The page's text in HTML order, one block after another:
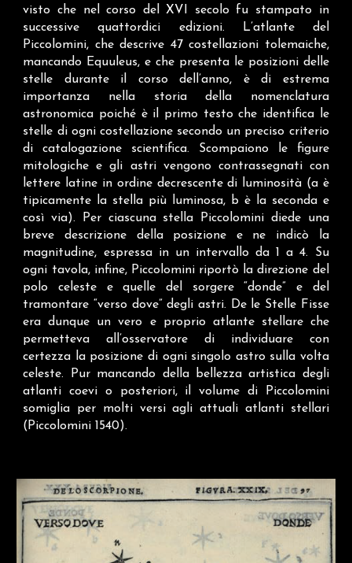
visto che nel corso del XVI secolo fu stampato in
successive quattordici edizioni. L’atlante del
Piccolomini, che descrive 47 costellazioni tolemaiche,
mancando Equuleus, e che presenta le posizioni delle
stelle durante il corso dell’anno, è di estrema
importanza nella storia della nomenclatura
astronomica poiché è il primo testo che identifica le
stelle di ogni costellazione secondo un preciso criterio
di catalogazione scientifica. Scompaiono le figure
mitologiche e gli astri vengono contrassegnati con
lettere latine in ordine decrescente di luminosità (a è
tipicamente la stella più luminosa, b è la seconda e
così via). Per ciascuna stella Piccolomini diede una
breve descrizione della posizione e ne indicò la
magnitudine, espressa in un intervallo da 1 a 4. Su
ogni tavola, infine, Piccolomini riportò la direzione del
polo celeste e quelle del sorgere “donde” e del
tramontare “verso dove” degli astri. De le Stelle Fisse
era dunque un vero e proprio atlante stellare che
permetteva all’osservatore di individuare con
certezza la posizione di ogni singolo astro sulla volta
celeste. Pur mancando della bellezza artistica degli
atlanti coevi o posteriori, il volume di Piccolomini
somiglia per molti versi agli attuali atlanti stellari
(Piccolomini 1540).